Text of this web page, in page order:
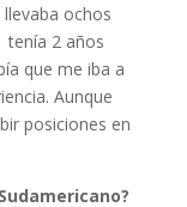
ochos
tenía 2 años
que me iba a
Aunque
posiciones en